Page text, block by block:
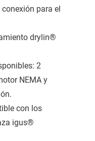
para el
drylin®
2
NEMA y
con los
igus®